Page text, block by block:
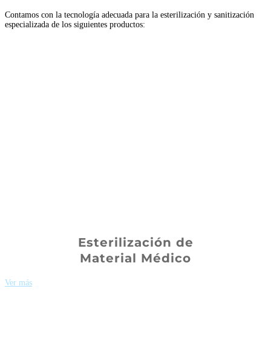
Contamos con la tecnología adecuada para la esterilización y sanitización
especializada de los siguientes productos:
Esterilización de
Material Médico
Ver más